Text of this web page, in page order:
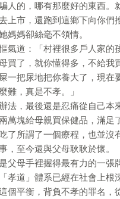
人的，哪有那麼好的東西。
上市，還跑到這鄉下向你們
媽媽卻絲毫不領情。
氣道：「村裡很多戶人家的
買了，就你懂得多，不給我
一把尿地把你養大了，現在
難，真是不孝。」
法，最後還是忍痛從自己本
萬塊給母親買保健品，滿足
了所謂了一個療程，也並沒
，至今還與父母耿耿於懷。
是父母手裡握得最有力的一張
孝道」體系已經在社會上根
個平衡，背負不孝的罪名，